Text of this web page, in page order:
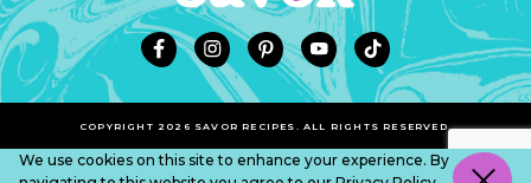
COPYRIGHT 2026 SAVOR RECIPES. ALL RIGHTS RESERVED.
We use cookies on this site to enhance your experience. By